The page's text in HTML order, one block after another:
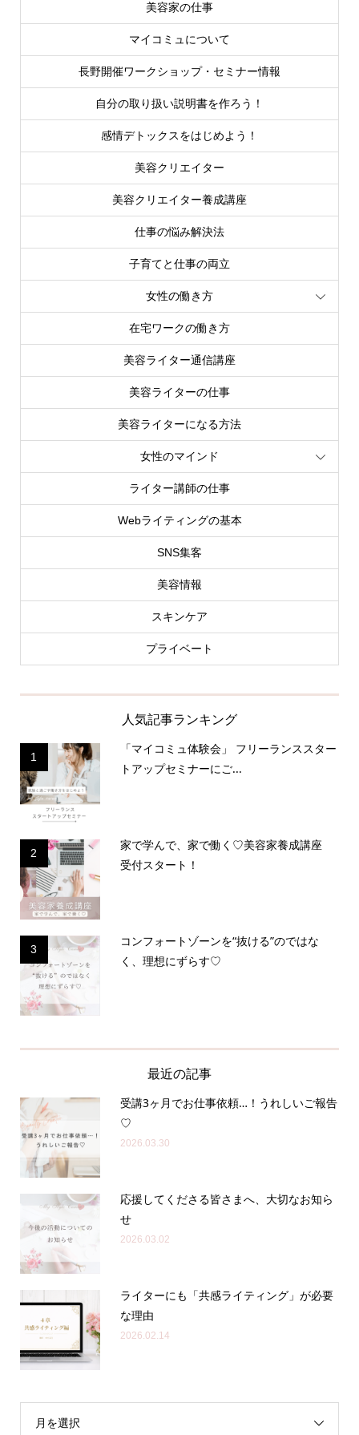
美容家の仕事
マイコミュについて
長野開催ワークショップ・セミナー情報
自分の取り扱い説明書を作ろう！
感情デトックスをはじめよう！
美容クリエイター
美容クリエイター養成講座
仕事の悩み解決法
子育てと仕事の両立
女性の働き方
在宅ワークの働き方
美容ライター通信講座
美容ライターの仕事
美容ライターになる方法
女性のマインド
ライター講師の仕事
Webライティングの基本
SNS集客
美容情報
スキンケア
プライベート
人気記事ランキング
1
「マイコミュ体験会」 フリーランススター
トアップセミナーにご...
2
家で学んで、家で働く♡美容家養成講座
受付スタート！
3
コンフォートゾーンを“抜ける”のではな
く、理想にずらす♡
最近の記事
受講3ヶ月でお仕事依頼…！うれしいご報告
♡
2026.03.30
応援してくださる皆さまへ、大切なお知ら
せ
2026.03.02
ライターにも「共感ライティング」が必要
な理由
2026.02.14
月を選択